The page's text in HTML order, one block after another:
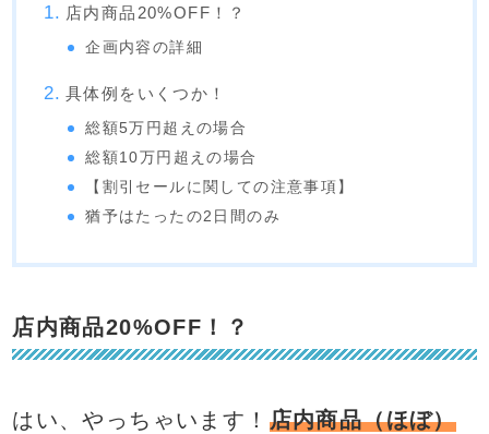
店内商品20%OFF！？
企画内容の詳細
具体例をいくつか！
総額5万円超えの場合
総額10万円超えの場合
【割引セールに関しての注意事項】
猶予はたったの2日間のみ
店内商品20%OFF！？
はい、やっちゃいます！ 店内商品（ほぼ）